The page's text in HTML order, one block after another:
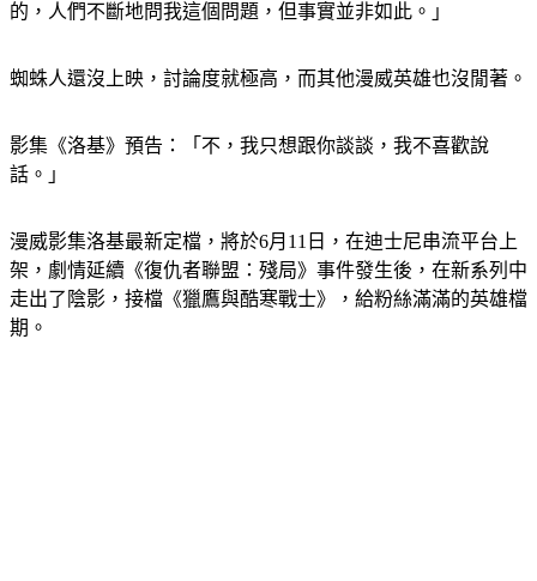
的，人們不斷地問我這個問題，但事實並非如此。」
蜘蛛人還沒上映，討論度就極高，而其他漫威英雄也沒閒著。
影集《洛基》預告：「不，我只想跟你談談，我不喜歡說
話。」
漫威影集洛基最新定檔，將於6月11日，在迪士尼串流平台上
架，劇情延續《復仇者聯盟：殘局》事件發生後，在新系列中
走出了陰影，接檔《獵鷹與酷寒戰士》，給粉絲滿滿的英雄檔
期。